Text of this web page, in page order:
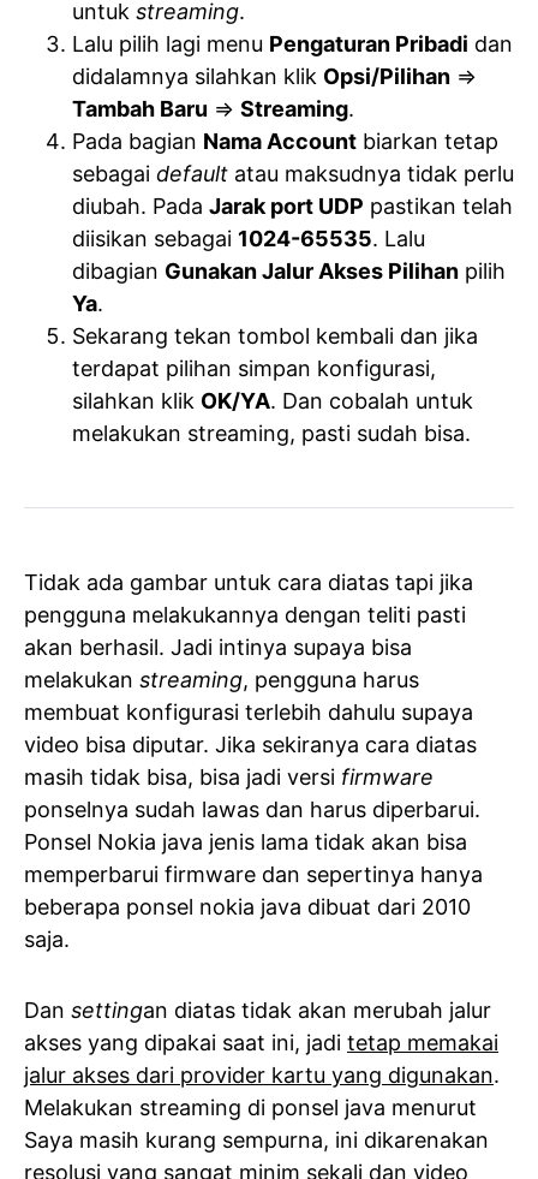
untuk streaming.
Lalu pilih lagi menu Pengaturan Pribadi dan
didalamnya silahkan klik Opsi/Pilihan =>
Tambah Baru => Streaming.
Pada bagian Nama Account biarkan tetap
sebagai default atau maksudnya tidak perlu
diubah. Pada Jarak port UDP pastikan telah
diisikan sebagai 1024-65535. Lalu
dibagian Gunakan Jalur Akses Pilihan pilih
Ya.
Sekarang tekan tombol kembali dan jika
terdapat pilihan simpan konfigurasi,
silahkan klik OK/YA. Dan cobalah untuk
melakukan streaming, pasti sudah bisa.
Tidak ada gambar untuk cara diatas tapi jika
pengguna melakukannya dengan teliti pasti
akan berhasil. Jadi intinya supaya bisa
melakukan streaming, pengguna harus
membuat konfigurasi terlebih dahulu supaya
video bisa diputar. Jika sekiranya cara diatas
masih tidak bisa, bisa jadi versi firmware
ponselnya sudah lawas dan harus diperbarui.
Ponsel Nokia java jenis lama tidak akan bisa
memperbarui firmware dan sepertinya hanya
beberapa ponsel nokia java dibuat dari 2010
saja.
Dan settingan diatas tidak akan merubah jalur
akses yang dipakai saat ini, jadi tetap memakai
jalur akses dari provider kartu yang digunakan.
Melakukan streaming di ponsel java menurut
Saya masih kurang sempurna, ini dikarenakan
resolusi yang sangat minim sekali dan video